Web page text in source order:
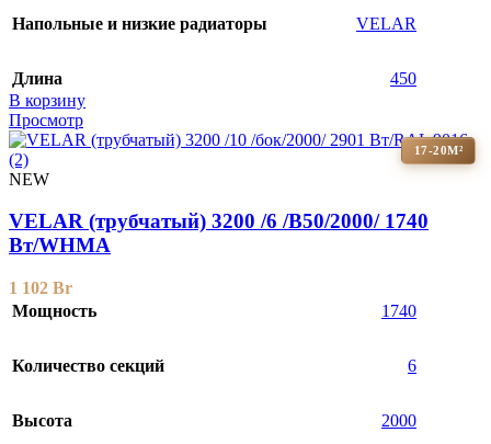
Напольные и низкие радиаторы VELAR
Длина
450
В корзину
Просмотр
17-20М²
NEW
VELAR (трубчатый) 3200 /6 /B50/2000/ 1740
Bт/WHMA
1 102 Br
Мощность
1740
Количество секций 6
Высота 2000